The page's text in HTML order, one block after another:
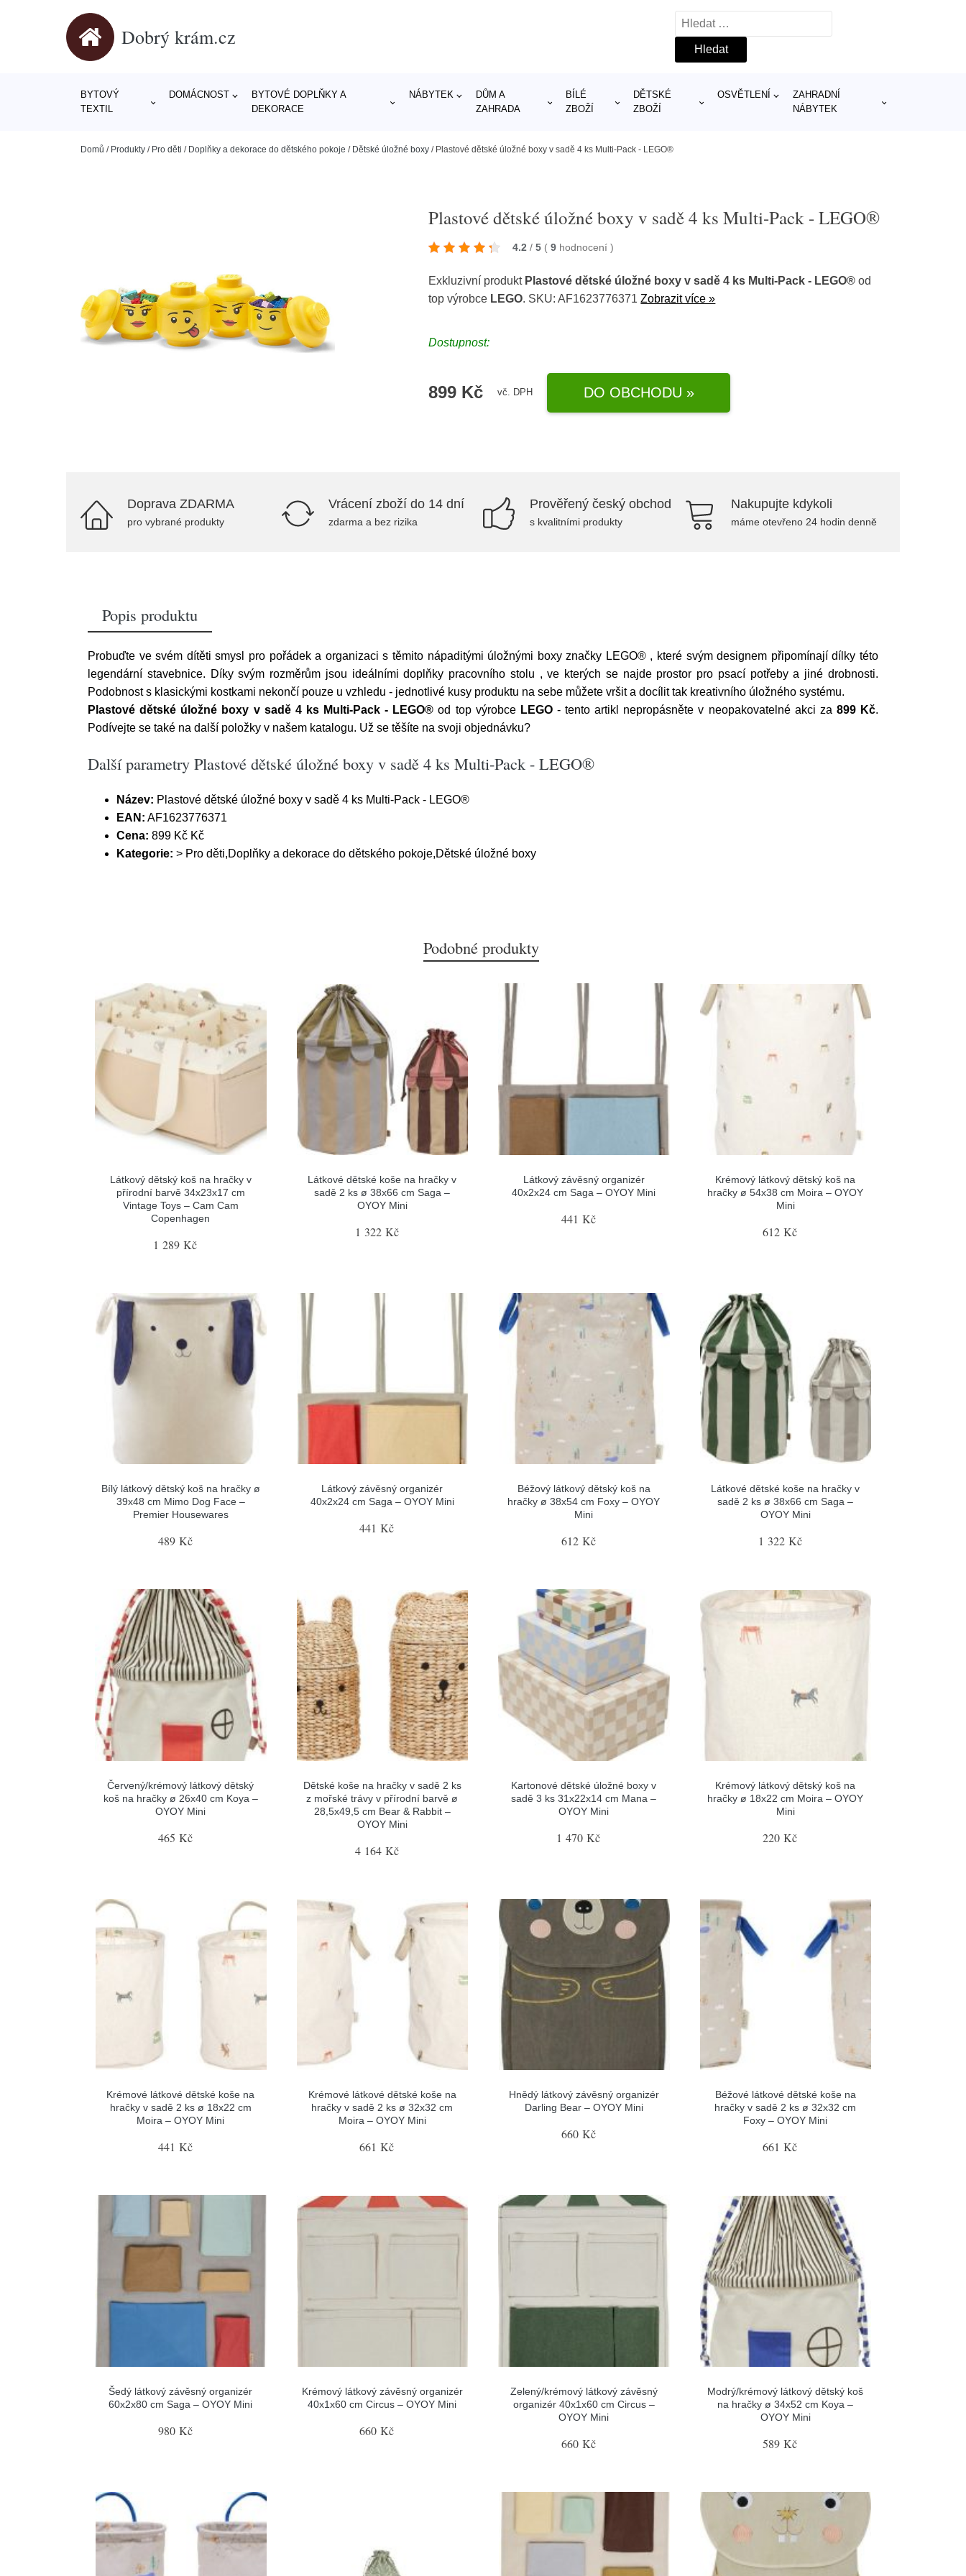
Dobrý krám.cz
Vyhledávání
BYTOVÝ
TEXTIL
DOMÁCNOST
BYTOVÉ DOPLŇKY A
DEKORACE
NÁBYTEK
DŮM A
ZAHRADA
BÍLÉ
ZBOŽÍ
DĚTSKÉ
ZBOŽÍ
OSVĚTLENÍ
ZAHRADNÍ
NÁBYTEK
Domů / Produkty / Pro děti / Doplňky a dekorace do dětského pokoje / Dětské úložné boxy / Plastové dětské úložné boxy v sadě 4 ks Multi-Pack - LEGO®
Plastové dětské úložné boxy v sadě 4 ks Multi-Pack - LEGO®
4.2 / 5 ( 9 hodnocení)
Exkluzivní produkt Plastové dětské úložné boxy v sadě 4 ks Multi-Pack - LEGO® od
top výrobce LEGO. SKU: AF1623776371Zobrazit více »
Dostupnost:
899 Kč vč. DPH DO OBCHODU »
Doprava ZDARMA
pro vybrané produkty
Vrácení zboží do 14 dní
zdarma a bez rizika
Prověřený český obchod
s kvalitními produkty
Nakupujte kdykoli
máme otevřeno 24 hodin denně
Popis produktu
Probuďte ve svém dítěti smysl pro pořádek a organizaci s těmito nápaditými úložnými boxy značky LEGO® , které svým designem připomínají dílky této
legendární stavebnice. Díky svým rozměrům jsou ideálními doplňky pracovního stolu , ve kterých se najde prostor pro psací potřeby a jiné drobnosti.
Podobnost s klasickými kostkami nekončí pouze u vzhledu - jednotlivé kusy produktu na sebe můžete vršit a docílit tak kreativního úložného systému.
Plastové dětské úložné boxy v sadě 4 ks Multi-Pack - LEGO® od top výrobce LEGO- tento artikl nepropásněte v neopakovatelné akci za 899 Kč.
Podívejte se také na další položky v našem katalogu. Už se těšíte na svoji objednávku?
Další parametry Plastové dětské úložné boxy v sadě 4 ks Multi-Pack - LEGO®
Název: Plastové dětské úložné boxy v sadě 4 ks Multi-Pack - LEGO®
EAN: AF1623776371
Cena: 899 Kč Kč
Kategorie: > Pro děti,Doplňky a dekorace do dětského pokoje,Dětské úložné boxy
Podobné produkty
Látkový dětský koš na hračky v
přírodní barvě 34x23x17 cm
Vintage Toys – Cam Cam
Copenhagen
1 289 Kč
Látkové dětské koše na hračky v
sadě 2 ks ø 38x66 cm Saga –
OYOY Mini
1 322 Kč
Látkový závěsný organizér
40x2x24 cm Saga – OYOY Mini
441 Kč
Krémový látkový dětský koš na
hračky ø 54x38 cm Moira – OYOY
Mini
612 Kč
Bílý látkový dětský koš na hračky ø
39x48 cm Mimo Dog Face –
Premier Housewares
489 Kč
Látkový závěsný organizér
40x2x24 cm Saga – OYOY Mini
441 Kč
Béžový látkový dětský koš na
hračky ø 38x54 cm Foxy – OYOY
Mini
612 Kč
Látkové dětské koše na hračky v
sadě 2 ks ø 38x66 cm Saga –
OYOY Mini
1 322 Kč
Červený/krémový látkový dětský
koš na hračky ø 26x40 cm Koya –
OYOY Mini
465 Kč
Dětské koše na hračky v sadě 2 ks
z mořské trávy v přírodní barvě ø
28,5x49,5 cm Bear & Rabbit –
OYOY Mini
4 164 Kč
Kartonové dětské úložné boxy v
sadě 3 ks 31x22x14 cm Mana –
OYOY Mini
1 470 Kč
Krémový látkový dětský koš na
hračky ø 18x22 cm Moira – OYOY
Mini
220 Kč
Krémové látkové dětské koše na
hračky v sadě 2 ks ø 18x22 cm
Moira – OYOY Mini
441 Kč
Krémové látkové dětské koše na
hračky v sadě 2 ks ø 32x32 cm
Moira – OYOY Mini
661 Kč
Hnědý látkový závěsný organizér
Darling Bear – OYOY Mini
660 Kč
Béžové látkové dětské koše na
hračky v sadě 2 ks ø 32x32 cm
Foxy – OYOY Mini
661 Kč
Šedý látkový závěsný organizér
60x2x80 cm Saga – OYOY Mini
980 Kč
Krémový látkový závěsný organizér
40x1x60 cm Circus – OYOY Mini
660 Kč
Zelený/krémový látkový závěsný
organizér 40x1x60 cm Circus –
OYOY Mini
660 Kč
Modrý/krémový látkový dětský koš
na hračky ø 34x52 cm Koya –
OYOY Mini
589 Kč